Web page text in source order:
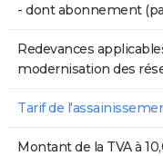
- dont abonnement
Redevances
modernisation des
Tarif de
Montant de la TVA à